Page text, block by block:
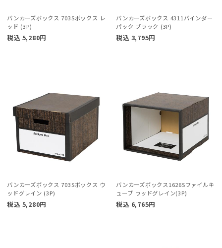
バンカーズボックス 703Sボックス レ
ッド (3P)
税込 5,280円
バンカーズボックス 4311バインダー
パック ブラック (3P)
税込 3,795円
バンカーズボックス 703Sボックス ウ
ッドグレイン (3P)
税込 5,280円
バンカーズボックス1626Sファイルキ
ューブ ウッドグレイン(3P)
税込 6,765円